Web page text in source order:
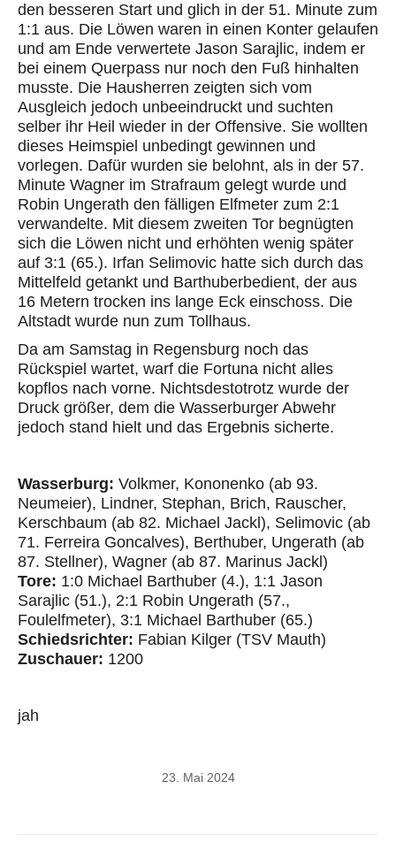
den besseren Start und glich in der 51. Minute zum
1:1 aus. Die Löwen waren in einen Konter gelaufen
und am Ende verwertete Jason Sarajlic, indem er
bei einem Querpass nur noch den Fuß hinhalten
musste. Die Hausherren zeigten sich vom
Ausgleich jedoch unbeeindruckt und suchten
selber ihr Heil wieder in der Offensive. Sie wollten
dieses Heimspiel unbedingt gewinnen und
vorlegen. Dafür wurden sie belohnt, als in der 57.
Minute Wagner im Strafraum gelegt wurde und
Robin Ungerath den fälligen Elfmeter zum 2:1
verwandelte. Mit diesem zweiten Tor begnügten
sich die Löwen nicht und erhöhten wenig später
auf 3:1 (65.). Irfan Selimovic hatte sich durch das
Mittelfeld getankt und Barthuberbedient, der aus
16 Metern trocken ins lange Eck einschoss. Die
Altstadt wurde nun zum Tollhaus.
Da am Samstag in Regensburg noch das
Rückspiel wartet, warf die Fortuna nicht alles
kopflos nach vorne. Nichtsdestotrotz wurde der
Druck größer, dem die Wasserburger Abwehr
jedoch stand hielt und das Ergebnis sicherte.
Wasserburg: Volkmer, Kononenko (ab 93.
Neumeier), Lindner, Stephan, Brich, Rauscher,
Kerschbaum (ab 82. Michael Jackl ), Selimovic (ab
71. Ferreira Goncalves), Berthuber, Ungerath (ab
87. Stellner), Wagner (ab 87. Marinus Jackl )
Tore: 1:0 Michael Barthuber (4.), 1:1 Jason
Sarajlic (51.), 2:1 Robin Ungerath (57.,
Foulelfmeter), 3:1 Michael Barthuber (65.)
Schiedsrichter: Fabian Kilger (TSV Mauth)
Zuschauer: 1200
jah
23. Mai 2024